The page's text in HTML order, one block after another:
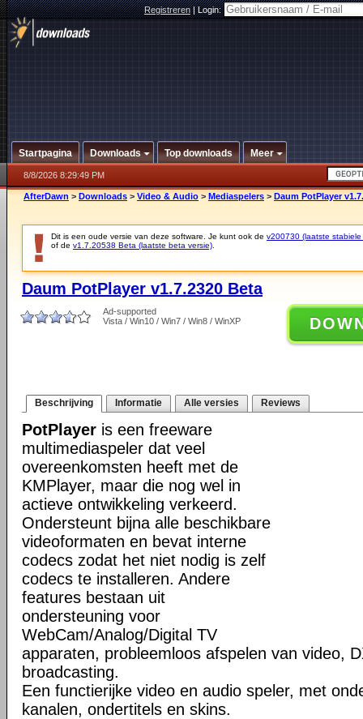
Registreren|Login:
Startpagina Downloads Top downloads Meer
8/8/2026 8:29:49 PM
AfterDawn > Downloads > Video & Audio > Mediaspelers > Daum PotPlayer
Dit is een oude versie van deze software. Je kunt ook de v200730 (laatste stabiele
of de v1.7.20538 Beta (laatste beta versie)
Daum PotPlayer v1.7.2320 Beta
Ad-supported
Vista / Win10 / Win7 / Win8 / WinXP
Beschrijving Informatie Alle versies Reviews
PotPlayer is een freeware
multimediaspeler dat veel
overeenkomsten heeft met de
KMPlayer, maar die nog wel in
actieve ontwikkeling verkeerd.
Ondersteunt bijna alle beschikbare
videoformaten en bevat interne
codecs zodat het niet nodig is zelf
codecs te installeren. Andere
features bestaan uit
ondersteuning voor
WebCam/Analog/Digital TV
apparaten, probleemloos afspelen van video,
broadcasting.
Een functierijke video en audio speler, met
kanalen, ondertitels en skins.